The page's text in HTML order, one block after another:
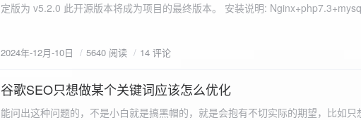
定版为 v5.2.0 此开源版本将成为项目的最终版本。 安装说明:
2024年-12月-10日 5640 阅读 14 评论
2024-8-7
谷歌SEO只想做某个关键词应该怎么优化
能问出这种问题的，不是小白就是搞黑帽的，就是会抱有不切实际的期望，比如